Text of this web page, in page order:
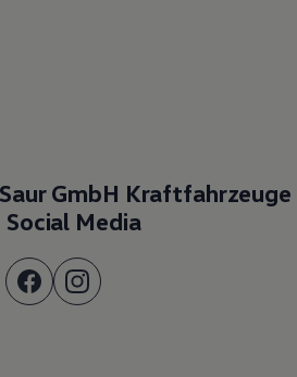
GmbH Kraftfahrzeuge
Media